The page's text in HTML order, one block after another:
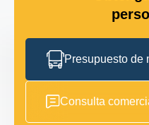
Presupuesto de
Consulta